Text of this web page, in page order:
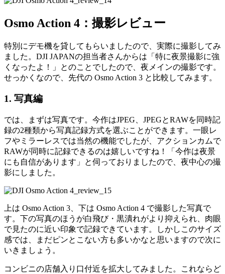
Osmo Action 4：撮影レビュー
特別にデモ機を貸してもらいましたので、実際に撮影してみ
ました。DJI JAPANの担当者さんからは「特に夜景撮影に強
くなったよ！」とのことでしたので、夜メインの撮影です。
せっかくなので、先代の Osmo Action 3 と比較してみます。
1. 写真編
では、まずは写真です。今作はJPEG、JPEGとRAWを同時記
録の2種類から写真記録方式を選ぶことができます。一眼レ
フやミラーレスでは当然の機能でしたが、アクションカムで
RAWが同時に記録できるのは嬉しいですね！「今作は夜景
にも自信があります」と伺っておりましたので、夜中心の撮
影にしました。
上は Osmo Action 3、下は Osmo Action 4 で撮影した写真で
す。下の写真のほうが白飛び・黒潰れがより抑えられ、肉眼
で見たのに近い印象で記録できています。しかしこのサイズ
感では、まだピンとこない方も多いかなと思いますので次に
いきましょう。
コンビニの店舗入り口付近を拡大してみました。これならど